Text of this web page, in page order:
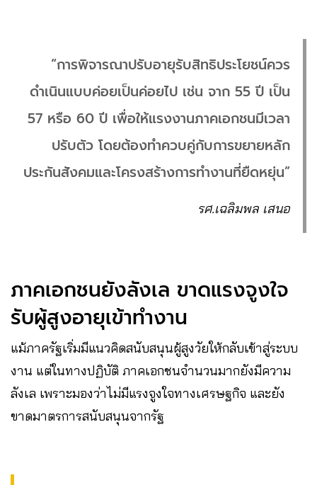
“การพิจารณาปรับอายุรับสิทธิประโยชน์ควร
ดำเนินแบบค่อยเป็นค่อยไป เช่น จาก 55 ปี เป็น
57 หรือ 60 ปี เพื่อให้แรงงานภาคเอกชนมีเวลา
ปรับตัว โดยต้องทำควบคู่กับการขยายหลัก
ประกันสังคมและโครงสร้างการทำงานที่ยืดหยุ่น”
รศ.เฉลิมพล เสนอ
ภาคเอกชนยังลังเล ขาดแรงจูงใจ
รับผู้สูงอายุเข้าทำงาน
แม้ภาครัฐเริ่มมีแนวคิดสนับสนุนผู้สูงวัยให้กลับเข้าสู่ระบบ
งาน แต่ในทางปฏิบัติ ภาคเอกชนจำนวนมากยังมีความ
ลังเล เพราะมองว่าไม่มีแรงจูงใจทางเศรษฐกิจ และยัง
ขาดมาตรการสนับสนุนจากรัฐ